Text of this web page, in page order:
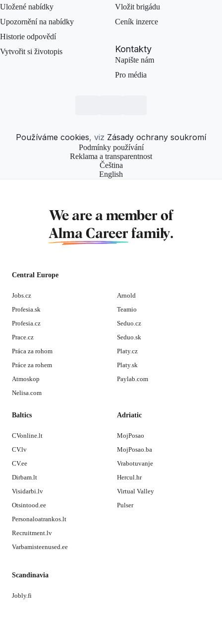
Uložené nabídky
Upozornění na nabídky
Historie odpovědí
Vytvořit si životopis
Vložit brigádu
Ceník inzerce
Kontakty
Napište nám
Pro média
Používáme cookies, viz Zásady ochrany soukromí
Podmínky používání
Reklama a transparentnost
Čeština
English
We are a member of
Alma Career family.
Central Europe
Jobs.cz
Profesia.sk
Profesia.cz
Prace.cz
Práca za rohom
Práce za rohem
Atmoskop
Nelisa.com
Arnold
Teamio
Seduo.cz
Seduo.sk
Platy.cz
Platy.sk
Paylab.com
Baltics
CVonline.lt
CV.lv
CV.ee
Dirbam.lt
Visidarbi.lv
Otsintood.ee
Personaloatrankos.lt
Recruitment.lv
Varbamisteenused.ee
Adriatic
MojPosao
MojPosao.ba
Vrabotuvanje
Hercul.hr
Virtual Valley
Pulser
Scandinavia
Jobly.fi